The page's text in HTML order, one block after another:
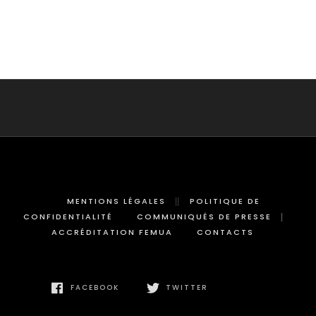
MENTIONS LÉGALES
POLITIQUE DE
CONFIDENTIALITÉ
COMMUNIQUÉS DE PRESSE
ACCRÉDITATION FEMUA
CONTACTS
FACEBOOK TWITTER